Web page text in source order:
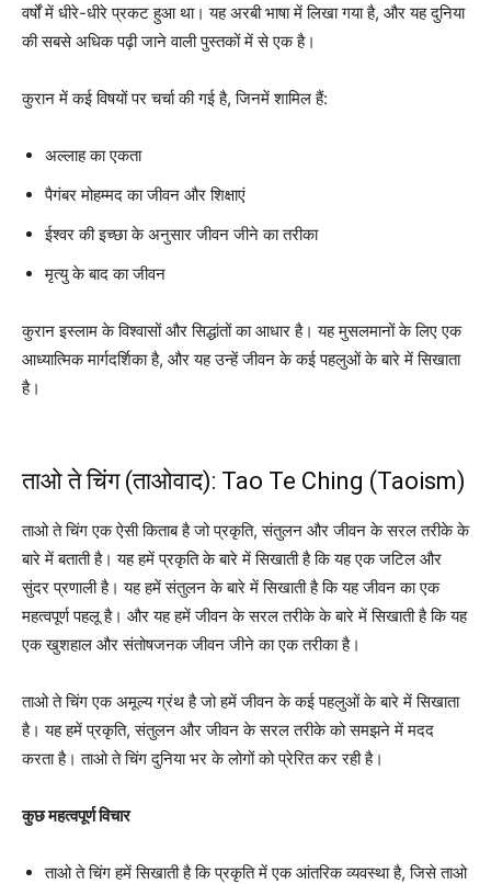
वर्षों में धीरे-धीरे प्रकट हुआ था। यह अरबी भाषा में लिखा गया है, और यह दुनिया
की सबसे अधिक पढ़ी जाने वाली पुस्तकों में से एक है।
कुरान में कई विषयों पर चर्चा की गई है, जिनमें शामिल हैं:
अल्लाह का एकता
पैगंबर मोहम्मद का जीवन और शिक्षाएं
ईश्वर की इच्छा के अनुसार जीवन जीने का तरीका
मृत्यु के बाद का जीवन
कुरान इस्लाम के विश्वासों और सिद्धांतों का आधार है। यह मुसलमानों के लिए एक
आध्यात्मिक मार्गदर्शिका है, और यह उन्हें जीवन के कई पहलुओं के बारे में सिखाता
है।
ताओ ते चिंग (ताओवाद): Tao Te Ching (Taoism)
ताओ ते चिंग एक ऐसी किताब है जो प्रकृति, संतुलन और जीवन के सरल तरीके के
बारे में बताती है। यह हमें प्रकृति के बारे में सिखाती है कि यह एक जटिल और
सुंदर प्रणाली है। यह हमें संतुलन के बारे में सिखाती है कि यह जीवन का एक
महत्वपूर्ण पहलू है। और यह हमें जीवन के सरल तरीके के बारे में सिखाती है कि यह
एक खुशहाल और संतोषजनक जीवन जीने का एक तरीका है।
ताओ ते चिंग एक अमूल्य ग्रंथ है जो हमें जीवन के कई पहलुओं के बारे में सिखाता
है। यह हमें प्रकृति, संतुलन और जीवन के सरल तरीके को समझने में मदद
करता है। ताओ ते चिंग दुनिया भर के लोगों को प्रेरित कर रही है।
कुछ महत्वपूर्ण विचार
ताओ ते चिंग हमें सिखाती है कि प्रकृति में एक आंतरिक व्यवस्था है, जिसे ताओ